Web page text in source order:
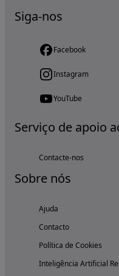
Siga-nos
Facebook
Instagram
YouTube
Serviço de apoio
Contacte-nos
Sobre nós
Ajuda
Contacto
Política de Cookies
Inteligência Artificial